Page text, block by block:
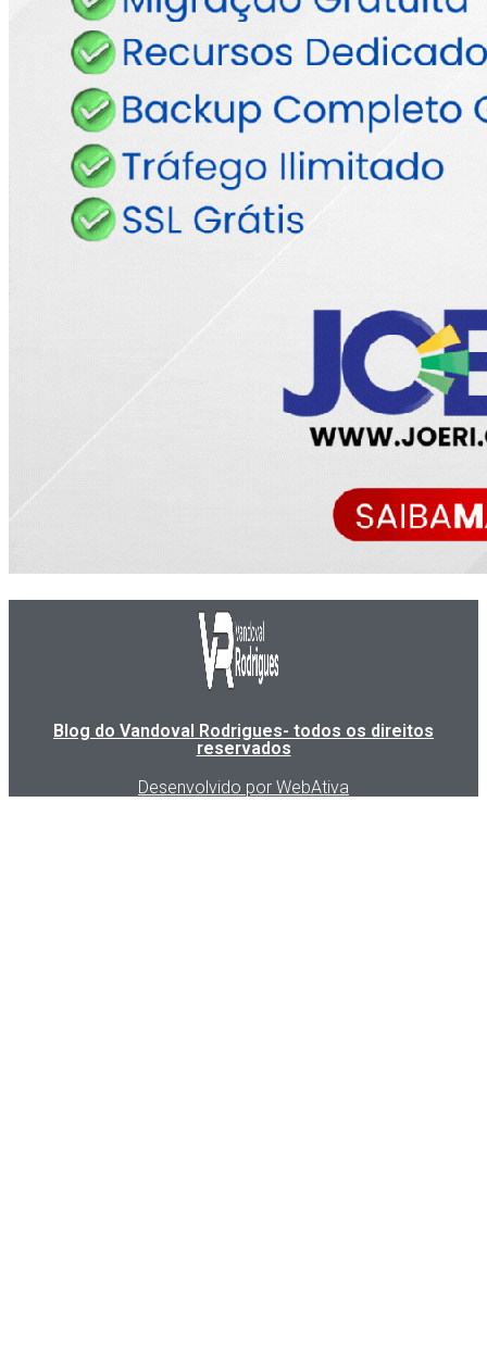
Blog do Vandoval Rodrigues- todos os direitos
reservados
Desenvolvido por WebAtiva